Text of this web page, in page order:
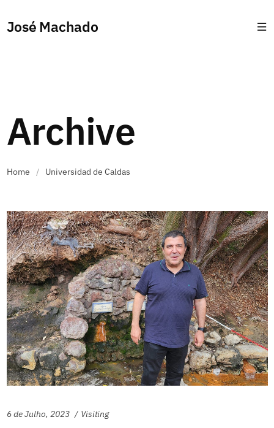
José Machado
Archive
Home / Universidad de Caldas
6 de Julho, 2023 Visiting